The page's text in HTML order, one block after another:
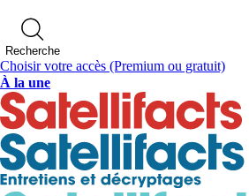
Recherche
Choisir votre accès (Premium ou gratuit)
À la une